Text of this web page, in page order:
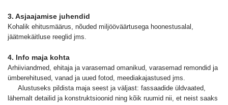
3. Asjaajamise juhendid
Kohalik ehitusmäärus, nõuded miljööväärtusega hoonestusalal,
jäätmekäitluse reeglid jms.
4. Info maja kohta
Arhiiviandmed, ehitaja ja varasemad omanikud, varasemad remondid ja
ümberehitused, vanad ja uued fotod, meediakajastused jms.
Alustuseks pildista maja seest ja väljast: fassaadide üldvaated,
lähemalt detailid ja konstruktsioonid ning kõik ruumid nii, et neist saaks